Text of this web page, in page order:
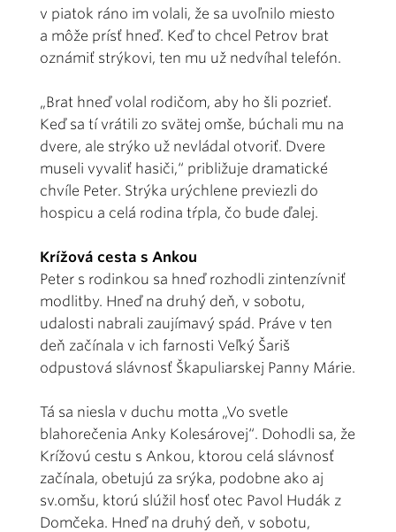
v piatok ráno im volali, že sa uvoľnilo miesto
a môže prísť hneď. Keď to chcel Petrov brat
oznámiť strýkovi, ten mu už nedvíhal telefón.
„Brat hneď volal rodičom, aby ho šli pozrieť.
Keď sa tí vrátili zo svätej omše, búchali mu na
dvere, ale strýko už nevládal otvoriť. Dvere
museli vyvaliť hasiči,“ približuje dramatické
chvíle Peter. Strýka urýchlene previezli do
hospicu a celá rodina tŕpla, čo bude ďalej.
Krížová cesta s Ankou
Peter s rodinkou sa hneď rozhodli zintenzívniť
modlitby. Hneď na druhý deň, v sobotu,
udalosti nabrali zaujímavý spád. Práve v ten
deň začínala v ich farnosti Veľký Šariš
odpustová slávnosť Škapuliarskej Panny Márie.
Tá sa niesla v duchu motta „Vo svetle
blahorečenia Anky Kolesárovej“. Dohodli sa, že
Krížovú cestu s Ankou, ktorou celá slávnosť
začínala, obetujú za srýka, podobne ako aj
sv.omšu, ktorú slúžil hosť otec Pavol Hudák z
Domčeka. Hneď na druhý deň, v sobotu,